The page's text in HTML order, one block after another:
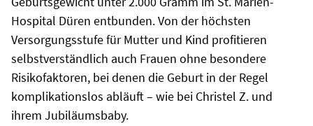
Hospital Düren entbunden. Von der höchsten
Versorgungsstufe für Mutter und Kind profitieren
selbstverständlich auch Frauen ohne besondere
Risikofaktoren, bei denen die Geburt in der Regel
komplikationslos abläuft – wie bei Christel Z. und
ihrem Jubiläumsbaby.